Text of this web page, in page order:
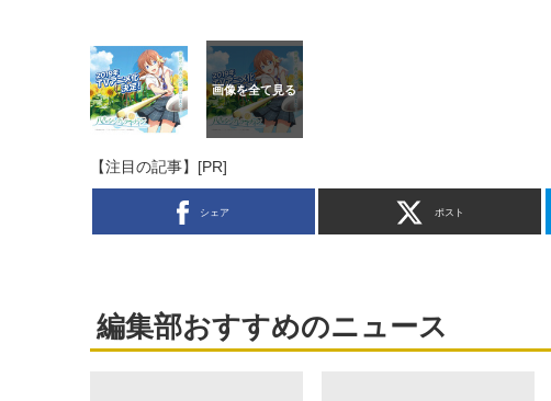
【注目の記事】[PR]
シェア ポスト
編集部おすすめのニュース